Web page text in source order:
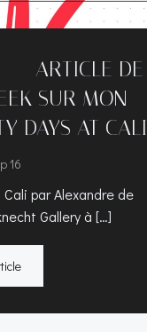
ARTICLE DE
SUR MON
DAYS AT CALI
16
par Alexandre de
Gallery à […]